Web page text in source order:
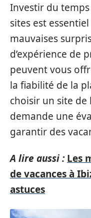
Investir du temps
sites est
mauvaises
d’expérience de
peuvent vous
la fiabilité de la
choisir un site de
demande une
garantir des
A lire aussi : Les
de vacances à
astuces